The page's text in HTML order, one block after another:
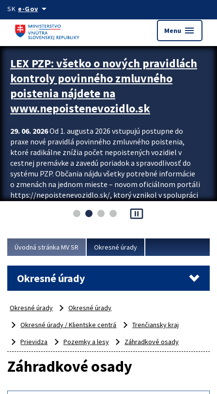
Preskocit na hlavný obsah
SK e-Govarrow_drop_down
Menu menu
Zastavit automatický posun upútavok
LEX PZP: všetko o nových pravidlách
kontroly povinného zmluvného
poistenia nájdete na
www.nepoistenevozidlo.sk
29. 06. 2026Od 1. augusta 2026 vstupujú postupne do
praxe nové pravidlá povinného zmluvného poistenia,
ktoré radikálne znížia počet nepoistených vozidiel v
cestnej premávke a zavedú poriadok a spravodlivosť do
systému PZP. Občania nájdu všetky potrebné informácie
o zmenách na jednom mieste – novom oficiálnom portáli
https://nepoistenevozidlo.sk/, ktorý vznikol v spolupráci
asociácie poisťovní (SLASPO) a Ministerstva vnútra SR.
Viac
pause_presentation
Úvodná stránka MV SR Okresné úrady
Okresné úrady
Okresné úrady
Okresné úrady
Okresné úrady / Klientske centrá
Trenčiansky kraj
Prievidza
Pozemky a lesy Záhradkové osady
Záhradkové osady